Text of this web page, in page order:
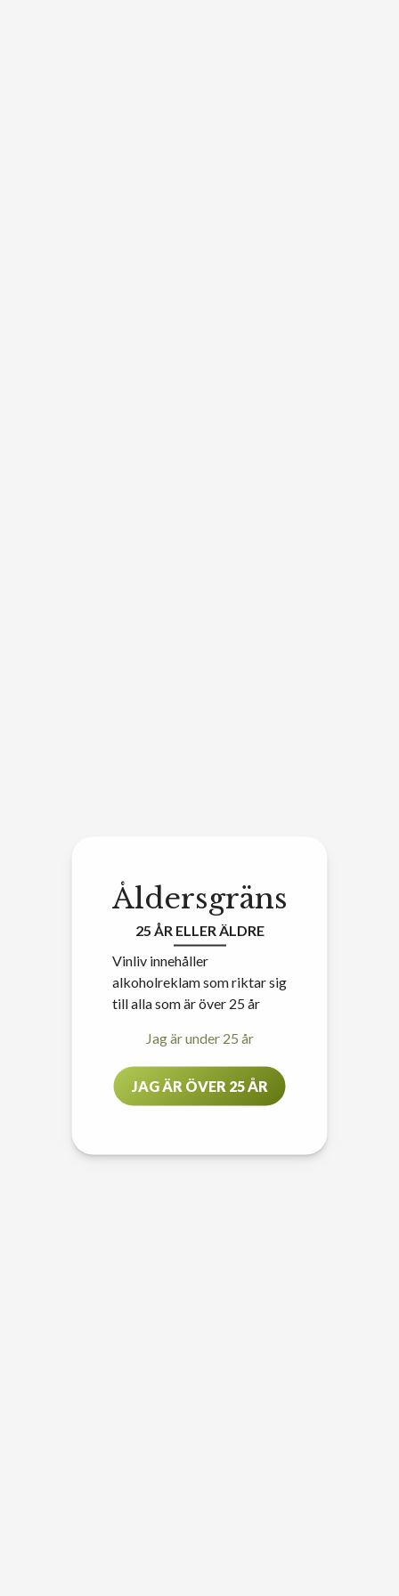
Åldersgräns
25 ÅR ELLER ÄLDRE
Vinliv innehåller
alkoholreklam som riktar sig
till alla som är över 25 år
Jag är under 25 år
JAG ÄR ÖVER 25 ÅR